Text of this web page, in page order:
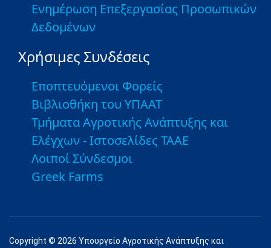
Ενημέρωση Επεξεργασίας Προσωπικών
Δεδομένων
Χρήσιμες Συνδέσεις
Εποπτευόμενοι Φορείς
Βιβλιοθήκη του ΥΠΑΑΤ
Τμήματα Αγροτικής Ανάπτυξης και
Ελέγχων - Ιστοσελίδες ΤΑΑΕ
Λοιποί Σύνδεσμοι
Greek Farms
Copyright © 2026 Υπουργείο Αγροτικής Ανάπτυξης και